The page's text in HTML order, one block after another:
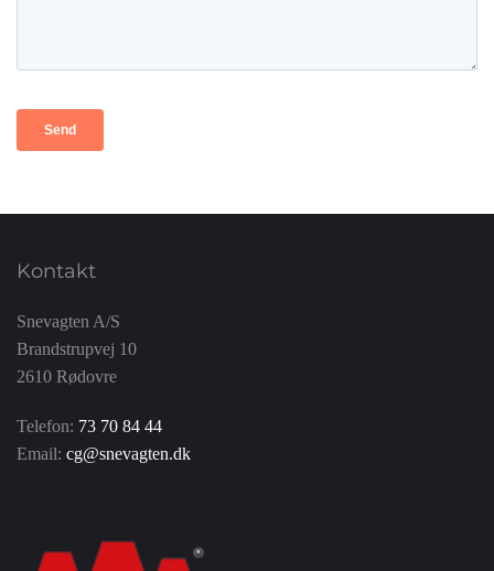
Kontakt
Snevagten A/S
Brandstrupvej 10
2610 Rødovre
Telefon: 73 70 84 44
Email: cg@snevagten.dk